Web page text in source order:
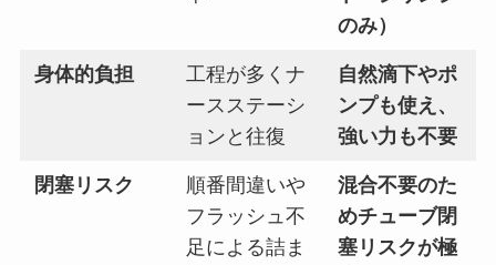
のみ）
身体的負担
工程が多くナ
ースステーシ
ョンと往復
自然滴下やポ
ンプも使え、
強い力も不要
閉塞リスク
順番間違いや
フラッシュ不
足による詰ま
混合不要のた
めチューブ閉
塞リスクが極